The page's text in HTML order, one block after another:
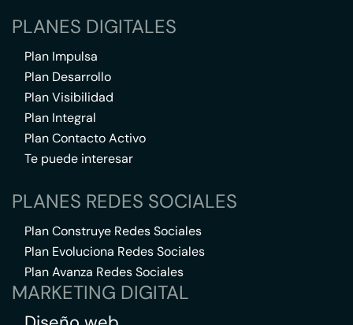
PLANES DIGITALES
Plan Impulsa
Plan Desarrollo
Plan Visibilidad
Plan Integral
Plan Contacto Activo
Te puede interesar
PLANES REDES SOCIALES
Plan Construye Redes Sociales
Plan Evoluciona Redes Sociales
Plan Avanza Redes Sociales
MARKETING DIGITAL